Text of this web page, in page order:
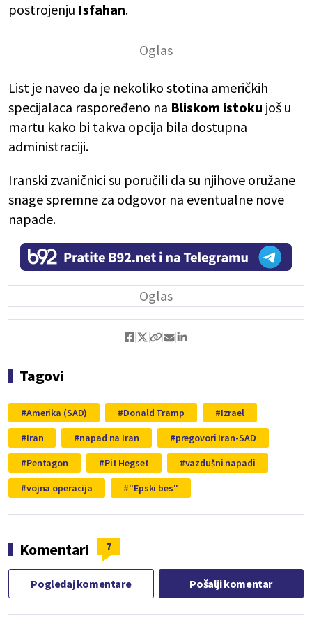
postrojenju Isfahan.
List je naveo da je nekoliko stotina američkih
specijalaca raspoređeno na Bliskom istoku još u
martu kako bi takva opcija bila dostupna
administraciji.
Iranski zvaničnici su poručili da su njihove oružane
snage spremne za odgovor na eventualne nove
napade.
Tagovi
Amerika (SAD) Donald Tramp
Izrael
Iran
napad na Iran
pregovori Iran-SAD
Pentagon
Pit Hegset
vazdušni napadi
vojna operacija
"Epski bes"
Komentari 7
Pogledaj komentare Pošalji komentar